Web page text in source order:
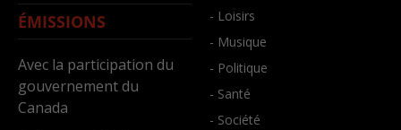
ÉMISSIONS
Avec la participation du
gouvernement du
Canada
- Loisirs
- Musique
- Politique
- Santé
- Société